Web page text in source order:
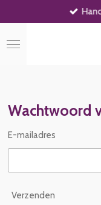
direct
naar
de
Wachtwoord
E-mailadres
Verzenden